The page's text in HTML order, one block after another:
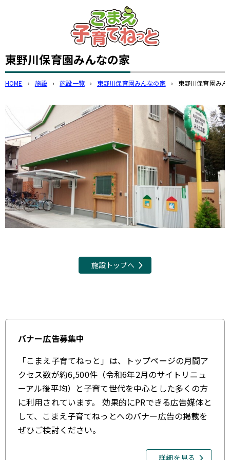
このページの本文へ
東野川保育園みんなの家
HOME › 施設 › 施設一覧 › 東野川保育園みんなの家 › 東野川保育園みん
施設トップへ
バナー広告募集中
「こまえ子育てねっと」は、トップページの月間ア
クセス数が約6,500件（令和6年2月のサイトリニュ
ーアル後平均）と子育て世代を中心とした多くの方
に利用されています。 効果的にPRできる広告媒体と
して、こまえ子育てねっとへのバナー広告の掲載を
ぜひご検討ください。
詳細を見る